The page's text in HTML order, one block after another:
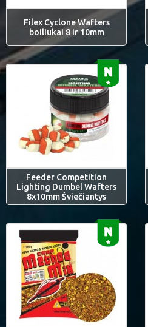
Filex Cyclone Wafters
boiliukai 8 ir 10mm
Feeder Competition
Lighting Dumbel Wafters
8x10mm Šviečiantys